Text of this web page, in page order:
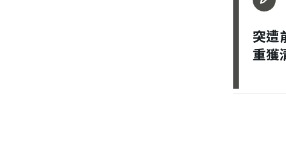
突遭
重獲